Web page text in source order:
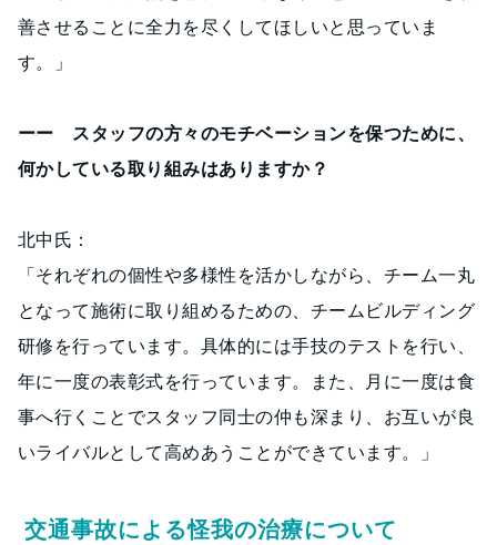
善させることに全力を尽くしてほしいと思っていま
す。」
ーー スタッフの方々のモチベーションを保つために、
何かしている取り組みはありますか？
北中氏：
「それぞれの個性や多様性を活かしながら、チーム一丸
となって施術に取り組めるための、チームビルディング
研修を行っています。具体的には手技のテストを行い、
年に一度の表彰式を行っています。また、月に一度は食
事へ行くことでスタッフ同士の仲も深まり、お互いが良
いライバルとして高めあうことができています。」
交通事故による怪我の治療について